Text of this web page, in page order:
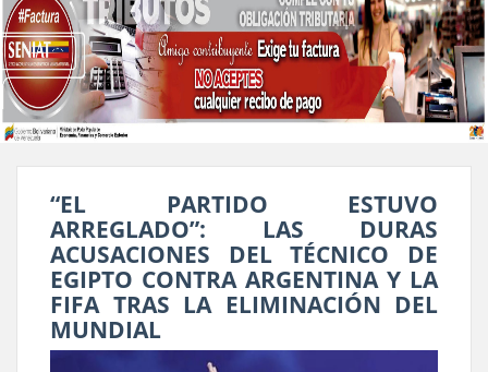
“EL PARTIDO ESTUVO
ARREGLADO”: LAS DURAS
ACUSACIONES DEL TÉCNICO DE
EGIPTO CONTRA ARGENTINA Y LA
FIFA TRAS LA ELIMINACIÓN DEL
MUNDIAL